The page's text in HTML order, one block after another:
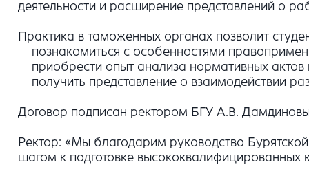
деятельности и расширение представлений о
Практика в таможенных органах позволит
— познакомиться с особенностями
— приобрести опыт анализа нормативных актов
— получить представление о взаимодействии
Договор подписан ректором БГУ А.В.
Ректор: «Мы благодарим руководство
шагом к подготовке высококвалифицированных